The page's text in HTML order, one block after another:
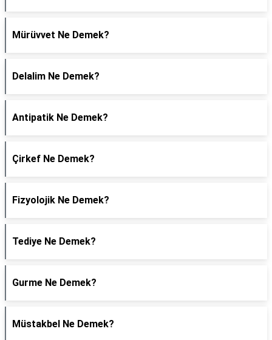
Mürüvvet Ne Demek?
Delalim Ne Demek?
Antipatik Ne Demek?
Çirkef Ne Demek?
Fizyolojik Ne Demek?
Tediye Ne Demek?
Gurme Ne Demek?
Müstakbel Ne Demek?